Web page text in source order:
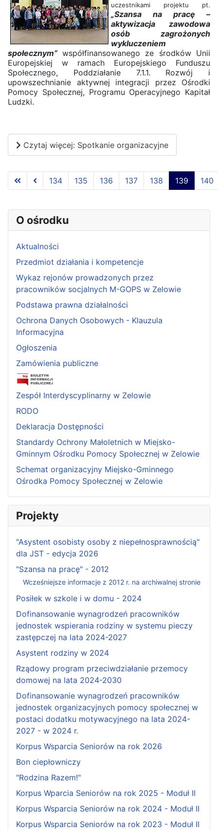
uczestnikami projektu pt.
„Szansa na pracę –
aktywizacja zawodowa
osób zagrożonych
wykluczeniem
społecznym” współfinansowanego ze środków Unii
Europejskiej w ramach Europejskiego Funduszu
Społecznego, Poddziałanie 7.1.1. Rozwój i
upowszechnianie aktywnej integracji przez Ośrodki
Pomocy Społecznej, Programu Operacyjnego Kapitał
Ludzki.
Czytaj więcej: Spotkanie organizacyjne
Strona 139 z 145
134 135 136 137 138 139 140
O ośrodku
Aktualności
Przedmiot działania i kompetencje
Wykaz rejonów prowadzonych przez
pracowników socjalnych M-GOPS w Zelowie
Podstawa prawna działalności
Ochrona Danych Osobowych - Klauzula
Informacyjna
Ogłoszenia
Zamówienia publiczne
Zespół Interdyscyplinarny w Zelowie
RODO
Deklaracja Dostępności
Standardy Ochrony Małoletnich w Miejsko-
Gminnym Ośrodku Pomocy Społecznej w Zelowie
Schemat organizacyjny Miejsko-Gminnego
Ośrodka Pomocy Społecznej w Zelowie
Projekty
"Asystent osobisty osoby z niepełnosprawnością"
dla JST - edycja 2026
"Szansa na pracę" - 2012
Wcześniejsze informacje z 2012 r. na archiwalnej stronie
Posiłek w szkole i w domu - 2024
Dofinansowanie wynagrodzeń pracowników
jednostek wspierania rodziny w systemu pieczy
zastępczej na lata 2024-2027
Asystent rodziny w 2024
Rządowy program przeciwdziałanie przemocy
domowej na lata 2024-2030
Dofinansowanie wynagrodzeń pracowników
jednostek organizacyjnych pomocy społecznej w
postaci dodatku motywacyjnego na lata 2024-
2027 - w 2024 r.
Korpus Wsparcia Seniorów na rok 2026
Bon ciepłowniczy
"Rodzina Razem!"
Korpus Wparcia Seniorów na rok 2025 - Moduł II
Korpus Wsparcia Seniorów na rok 2024 - Moduł II
Korpus Wsparcia Seniorów na rok 2023 - Moduł II